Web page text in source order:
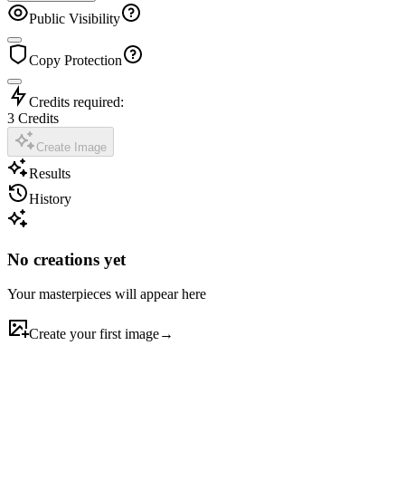
Public Visibility
Copy Protection
Credits required:
3 Credits
Create Image
Results
History
No creations yet
Your masterpieces will appear here
Create your first image→